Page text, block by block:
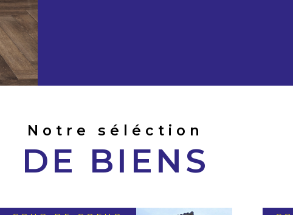
Notre séléction
DE BIENS